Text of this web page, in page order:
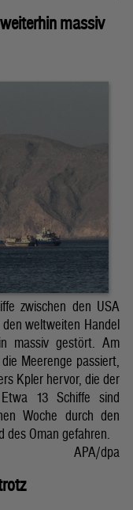
massiv
zwischen den USA
weltweiten Handel
massiv gestört. Am
Meerenge passiert,
Kpler hervor, die der
Etwa 13 Schiffe sind
Woche durch den
Oman gefahren.
APA/dpa